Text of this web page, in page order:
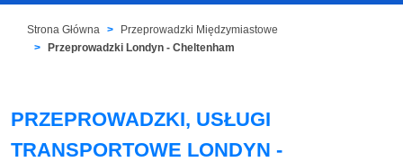
Strona Główna
Przeprowadzki Międzymiastowe
Przeprowadzki Londyn - Cheltenham
PRZEPROWADZKI, USŁUGI
TRANSPORTOWE LONDYN -